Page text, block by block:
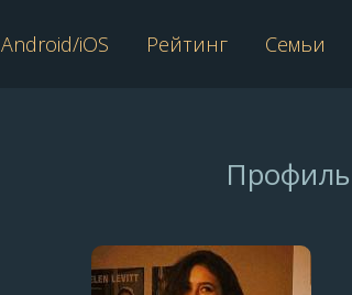
Android/iOS Рейтинг Семьи
Профиль